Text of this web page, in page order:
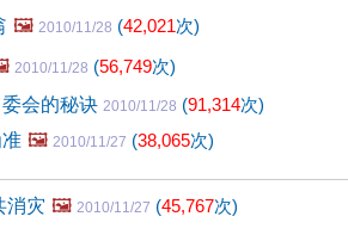
🖼️ 2010/11/28 (42,021次)
2010/11/28 (56,749次)
会的秘诀 2010/11/28 (91,314次)
🖼️ 2010/11/27 (38,065次)
消灾 🖼️ 2010/11/27 (45,767次)